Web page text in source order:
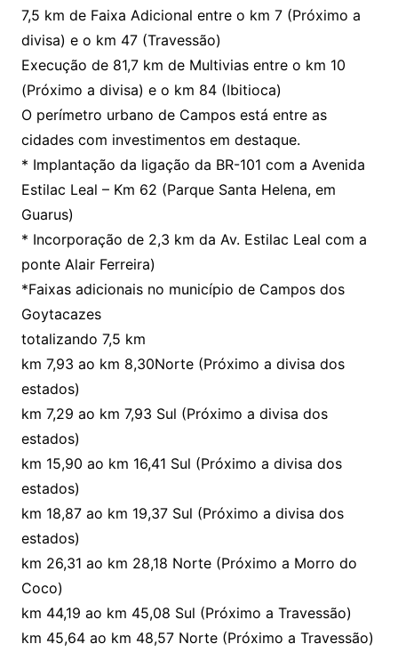
7,5 km de Faixa Adicional entre o km 7 (Próximo a
divisa) e o km 47 (Travessão)
Execução de 81,7 km de Multivias entre o km 10
(Próximo a divisa) e o km 84 (Ibitioca)
O perímetro urbano de Campos está entre as
cidades com investimentos em destaque.
* Implantação da ligação da BR-101 com a Avenida
Estilac Leal – Km 62 (Parque Santa Helena, em
Guarus)
* Incorporação de 2,3 km da Av. Estilac Leal com a
ponte Alair Ferreira)
*Faixas adicionais no município de Campos dos
Goytacazes
totalizando 7,5 km
km 7,93 ao km 8,30Norte (Próximo a divisa dos
estados)
km 7,29 ao km 7,93 Sul (Próximo a divisa dos
estados)
km 15,90 ao km 16,41 Sul (Próximo a divisa dos
estados)
km 18,87 ao km 19,37 Sul (Próximo a divisa dos
estados)
km 26,31 ao km 28,18 Norte (Próximo a Morro do
Coco)
km 44,19 ao km 45,08 Sul (Próximo a Travessão)
km 45,64 ao km 48,57 Norte (Próximo a Travessão)